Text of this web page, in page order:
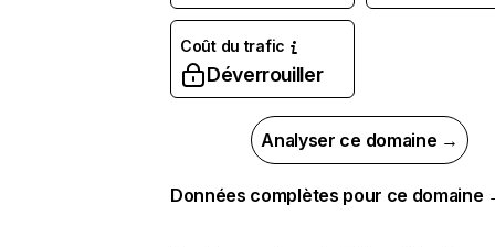
Coût du trafic
Déverrouiller
Analyser ce domaine →
Données complètes pour ce domaine